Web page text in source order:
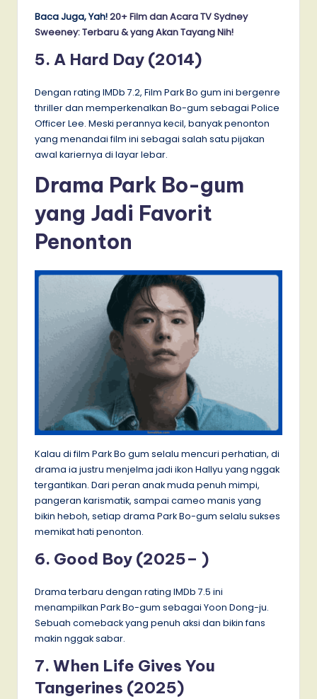
Baca Juga, Yah!20+ Film dan Acara TV Sydney
Sweeney: Terbaru & yang Akan Tayang Nih!
5. A Hard Day (2014)
Dengan rating IMDb 7.2, Film Park Bo gum ini bergenre
thriller dan memperkenalkan Bo-gum sebagai Police
Officer Lee. Meski perannya kecil, banyak penonton
yang menandai film ini sebagai salah satu pijakan
awal kariernya di layar lebar.
Drama Park Bo-gum
yang Jadi Favorit
Penonton
Kalau di film Park Bo gum selalu mencuri perhatian, di
drama ia justru menjelma jadi ikon Hallyu yang nggak
tergantikan. Dari peran anak muda penuh mimpi,
pangeran karismatik, sampai cameo manis yang
bikin heboh, setiap drama Park Bo-gum selalu sukses
memikat hati penonton.
6. Good Boy (2025– )
Drama terbaru dengan rating IMDb 7.5 ini
menampilkan Park Bo-gum sebagai Yoon Dong-ju.
Sebuah comeback yang penuh aksi dan bikin fans
makin nggak sabar.
7. When Life Gives You
Tangerines (2025)